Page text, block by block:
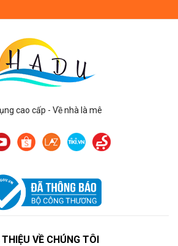
cao cấp - Về nhà là mê
THIỆU VỀ CHÚNG TÔI